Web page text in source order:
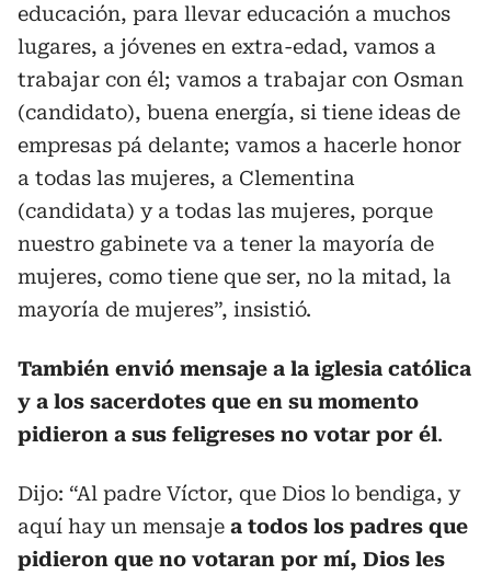
educación, para llevar educación a muchos
lugares, a jóvenes en extra-edad, vamos a
trabajar con él; vamos a trabajar con Osman
(candidato), buena energía, si tiene ideas de
empresas pa´ delante; vamos a hacerle honor
a todas las mujeres, a Clementina
(candidata) y a todas las mujeres, porque
nuestro gabinete va a tener la mayoría de
mujeres, como tiene que ser, no la mitad, la
mayoría de mujeres”, insistió.
También envió mensaje a la iglesia católica
y a los sacerdotes que en su momento
pidieron a sus feligreses no votar por él.
Dijo: “Al padre Víctor, que Dios lo bendiga, y
aquí hay un mensaje a todos los padres que
pidieron que no votaran por mí, Dios les